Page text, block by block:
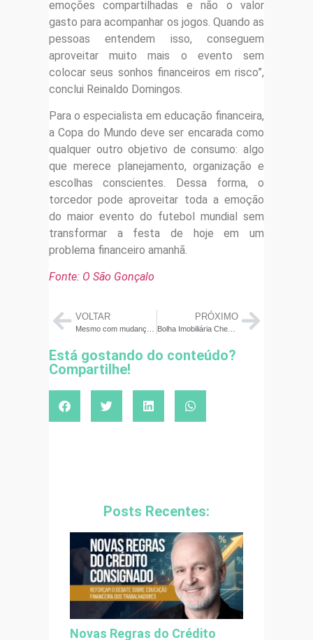
emoções compartilhadas e não o valor
gasto para acompanhar os jogos. Quando as
pessoas entendem isso, conseguem
aproveitar muito mais o evento sem
colocar seus sonhos financeiros em risco”,
conclui Reinaldo Domingos.
Para o especialista em educação financeira,
a Copa do Mundo deve ser encarada como
qualquer outro objetivo de consumo: algo
que merece planejamento, organização e
escolhas conscientes. Dessa forma, o
torcedor pode aproveitar toda a emoção
do maior evento do futebol mundial sem
transformar a festa de hoje em um
problema financeiro amanhã.
Fonte: O São Gonçalo
VOLTAR PRÓXIMO
Bolha Imobiliária Chegou e Ninguém Percebeu!
Está gostando do conteúdo?
Compartilhe!
Posts Recentes:
Novas Regras do Crédito